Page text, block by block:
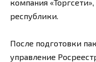
компания
республики.
После подготовки
управление